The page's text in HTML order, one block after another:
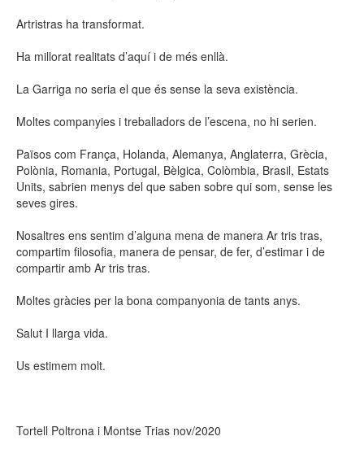
Artristras ha transformat.
Ha millorat realitats d’aquí i de més enllà.
La Garriga no seria el que és sense la seva existència.
Moltes companyies i treballadors de l’escena, no hi serien.
Països com França, Holanda, Alemanya, Anglaterra, Grècia,
Polònia, Romania, Portugal, Bèlgica, Colòmbia, Brasil, Estats
Units, sabrien menys del que saben sobre qui som, sense les
seves gires.
Nosaltres ens sentim d’alguna mena de manera Ar tris tras,
compartim filosofia, manera de pensar, de fer, d’estimar i de
compartir amb Ar tris tras.
Moltes gràcies per la bona companyonia de tants anys.
Salut I llarga vida.
Us estimem molt.
Tortell Poltrona i Montse Trias nov/2020